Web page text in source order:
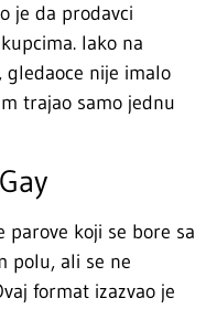
je da prodavci
Iako na
nije imalo
trajao samo jednu
parove koji se bore sa
polu, ali se ne
format izazvao je